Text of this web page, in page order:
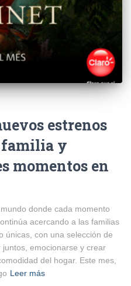
estrenos
familia y
momentos en
donde cada momento
acercando a las familias
únicas, con una selección de
emocionarse y crear
del hogar. Este mes,
Leer más